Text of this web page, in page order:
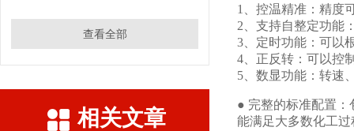
查看全部
相关文章
1、 控温精准：精度
2、 支持自整定功能
3、 定时功能：可以
4、 正反转：可以控
5、 数显功能：转速
● 完整的标准配置
能满足大多数化工